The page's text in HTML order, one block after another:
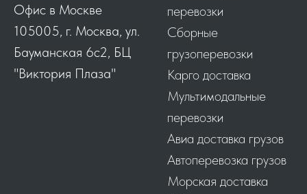
Офис в Москве
105005, г. Москва, ул.
Бауманская 6с2, БЦ
"Виктория Плаза"
перевозки
Сборные
грузоперевозки
Карго доставка
Мультимодальные
перевозки
Авиа доставка грузов
Автоперевозка грузов
Морская доставка